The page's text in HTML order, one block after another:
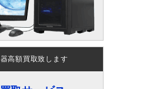
高額買取致します